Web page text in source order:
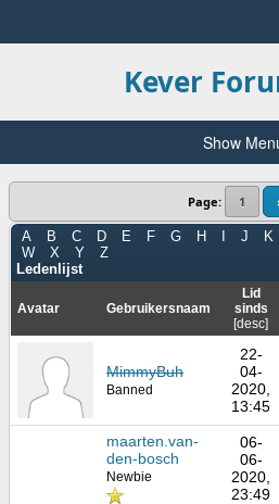
Kever
Show
Page: 1
A B C D E F G H J K
W
X Y
Z
Ledenlijst
Avatar Gebruikersnaam
Lid
sinds
[desc]
MimmyBuh
Banned
22-
04-
2020,
13:45
maarten.van-
den-bosch
Newbie
06-
06-
2020,
23:49